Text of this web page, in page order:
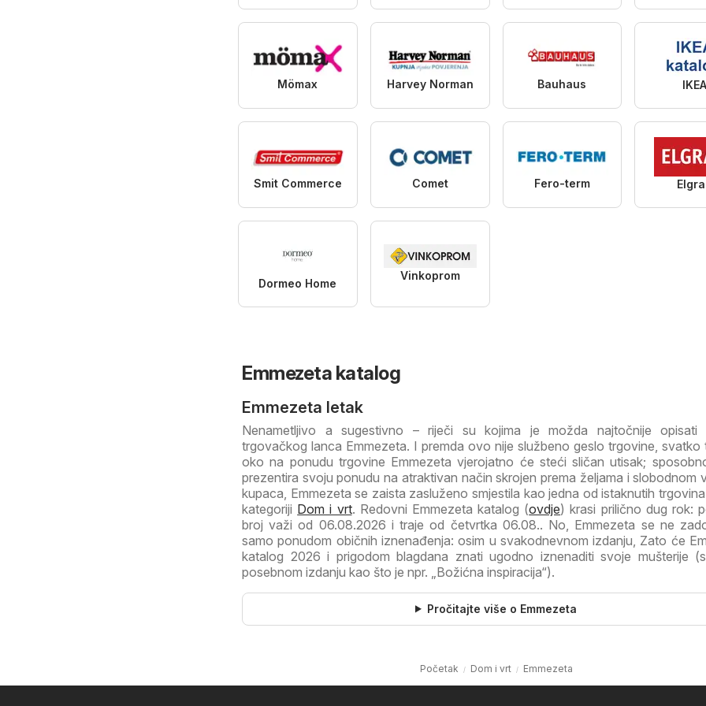
Mömax Harvey Norman Bauhaus IKEA
Smit Commerce Comet Fero-term
Dormeo Home
Vinkoprom
Emmezeta katalog
Emmezeta letak
Nenametljivo a sugestivno – riječi su kojima je možda najtočnije opisati
trgovačkog lanca Emmezeta. I premda ovo nije službeno geslo trgovine, svatko
oko na ponudu trgovine Emmezeta vjerojatno će steći sličan utisak;
prezentira svoju ponudu na atraktivan način skrojen prema željama i slobodnom
kupaca, Emmezeta se zaista zasluženo smjestila kao jedna od istaknutih
kategoriji Dom i vrt. Redovni Emmezeta katalog (ovdje) krasi prilično dug rok:
broj važi od 06.08.2026 i traje od četvrtka 06.08.. No, Emmezeta se ne
samo ponudom običnih iznenađenja: osim u svakodnevnom izdanju, Zato će
katalog 2026 i prigodom blagdana znati ugodno iznenaditi svoje mušterije
posebnom izdanju kao što je npr. „Božićna inspiracija“).
Pročitajte više o Emmezeta
Početak Dom i vrt Emmezeta